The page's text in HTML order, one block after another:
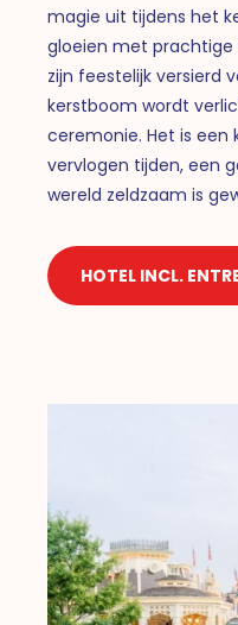
magie uit tijdens het
gloeien met
zijn feestelijk versierd
kerstboom wordt
ceremonie. Het is een
vervlogen tijden, een
wereld zeldzaam is
HOTEL INCL.